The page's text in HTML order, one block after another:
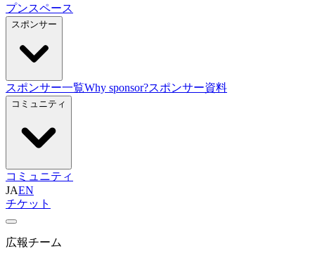
プンスペース
スポンサー
スポンサー一覧Why sponsor?スポンサー資料
コミュニティ
コミュニティ
JAEN
チケット
広報チーム